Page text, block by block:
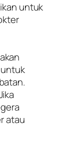
untuk
atau